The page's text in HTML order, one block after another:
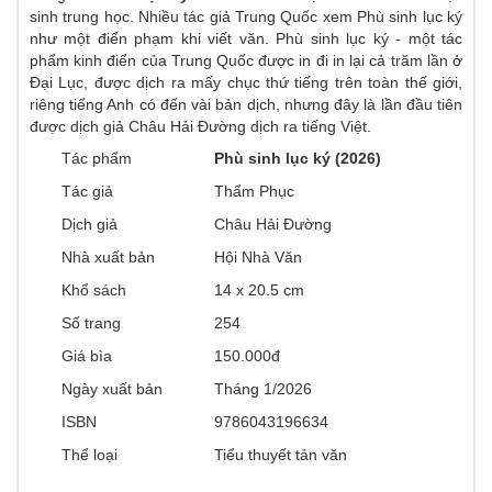
sinh trung học. Nhiều tác giả Trung Quốc xem Phù sinh lục ký
như một điển phạm khi viết văn. Phù sinh lục ký - một tác
phẩm kinh điển của Trung Quốc được in đi in lại cả trăm lần ở
Đại Lục, được dịch ra mấy chục thứ tiếng trên toàn thế giới,
riêng tiếng Anh có đến vài bản dịch, nhưng đây là lần đầu tiên
được dịch giả Châu Hải Đường dịch ra tiếng Việt.
Tác phẩm
Phù sinh lục ký (2026)
Tác giả
Thẩm Phục
Dịch giả
Châu Hải Đường
Nhà xuất bản
Hội Nhà Văn
Khổ sách
14 x 20.5 cm
Số trang
254
Giá bìa
150.000đ
Ngày xuất bản
Tháng 1/2026
ISBN
9786043196634
Thể loại
Tiểu thuyết tản văn